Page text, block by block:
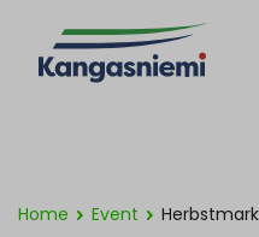
Home Event